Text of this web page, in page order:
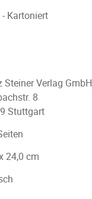
- Kartoniert
Steiner Verlag GmbH
8
Stuttgart
24,0 cm